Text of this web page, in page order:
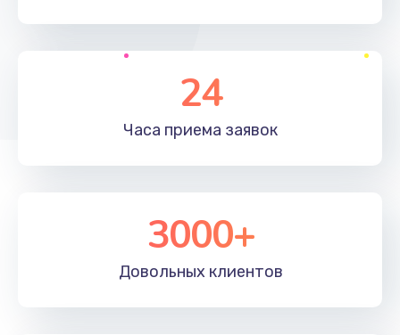
Заказать
Замена клавиатуры
1190 руб.
Замена корпуса
890 руб.
24
Часа приема заявок
3000+
Довольных клиентов